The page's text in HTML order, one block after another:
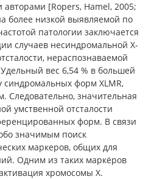
[Ropers, Hamel, 2005;
более низкой выявляемой по
патологии заключается
случаев несиндромальной X-
нераспознаваемой
вес 6,54 % в большей
синдромальных форм XLMR,
Следовательно, значительная
умственной отсталости
форм. В связи
значимым поиск
маркеров, общих для
Одним из таких маркёров
хромосомы Х.